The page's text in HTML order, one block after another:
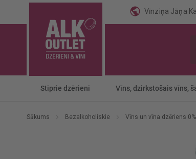
Vīnziņa Jāņa
Stiprie dzērieni Vīns, dzirkstošais vīns,
Sākums Bezalkoholiskie Vīns un vīna dzēriens 0%